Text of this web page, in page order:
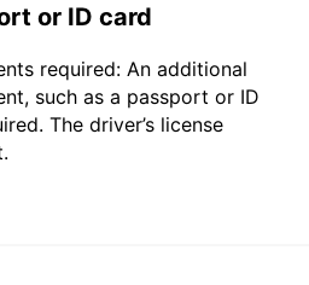
or ID card
required: An additional
such as a passport or ID
The driver’s license